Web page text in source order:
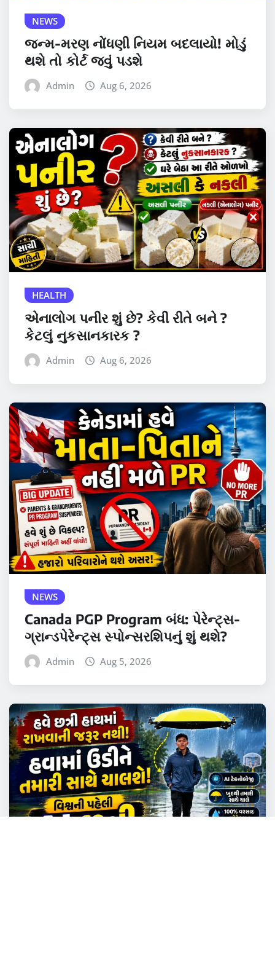
NEWS
જન્મ-મરણ નોંધણી નિયમ બદલાયો! મોડું
થશે તો કોર્ટ જવું પડશે
Admin Aug 6, 2026
HEALTH
એનાલોગ પનીર શું છે? કેવી રીતે બને ?
કેટલું નુકસાનકારક ?
Admin Aug 6, 2026
NEWS
Canada PGP Program બંધ: પેરેન્ટ્સ-
ગ્રાન્ડપેરેન્ટ્સ સ્પોન્સરશિપનું શું થશે?
Admin Aug 5, 2026